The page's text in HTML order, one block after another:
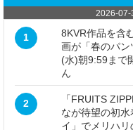
2026-07-
1
8KVR作品を含
画が「春のパ
(水)朝9:59まで
ん
2
「FRUITS
なが待望の初
イ」でメリハ